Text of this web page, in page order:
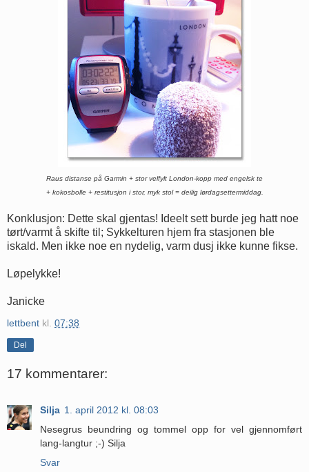
Raus distanse på Garmin + stor velfylt London-kopp med engelsk te
+ kokosbolle + restitusjon i stor, myk stol= deilig lørdagsettermiddag.
Konklusjon: Dette skal gjentas! Ideelt sett burde jeg hatt noe
tørt/varmt å skifte til; Sykkelturen hjem fra stasjonen ble
iskald. Men ikke noe en nydelig, varm dusj ikke kunne fikse.
Løpelykke!
Janicke
lettbent kl. 07:38
Del
17 kommentarer:
Silja 1. april 2012 kl. 08:03
Nesegrus beundring og tommel opp for vel gjennomført
lang-langtur ;-) Silja
Svar